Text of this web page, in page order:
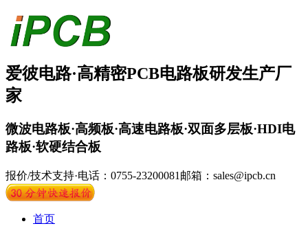
爱彼电路·高精密PCB电路板研发生产厂
家
微波电路板·高频板·高速电路板·双面多层板·HDI电
路板·软硬结合板
报价/技术支持·电话：0755-23200081 邮箱：sales@ipcb.cn
首页